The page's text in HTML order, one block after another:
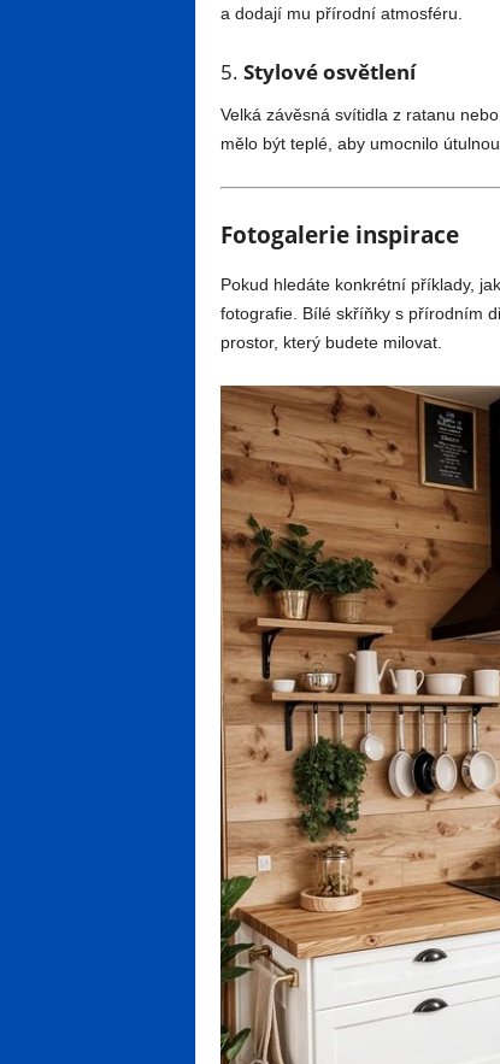
a dodají mu přírodní atmosféru.
5. Stylové osvětlení
Velká závěsná svítidla z ratanu
mělo být teplé, aby umocnilo
Fotogalerie inspirace
Pokud hledáte konkrétní příklady,
fotografie. Bílé skříňky s přírodním
prostor, který budete milovat.